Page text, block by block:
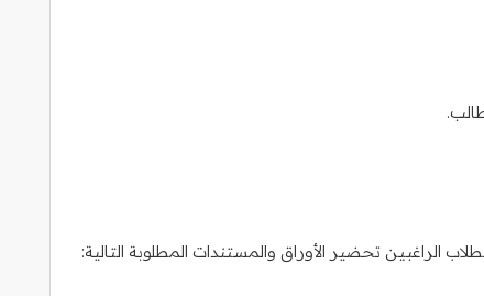
تحضير الأوراق والمستندات المطلوبة التالية: